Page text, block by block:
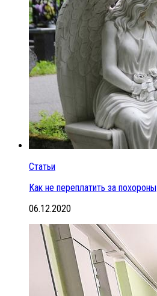
Статьи
Как не переплатить за похороны
06.12.2020